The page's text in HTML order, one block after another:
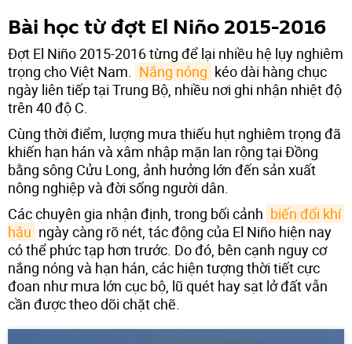
Bài học từ đợt El Niño 2015-2016
Đợt El Niño 2015-2016 từng để lại nhiều hệ lụy nghiêm
trọng cho Việt Nam.
Nắng nóng kéo dài hàng chục
ngày liên tiếp tại Trung Bộ, nhiều nơi ghi nhận nhiệt độ
trên 40 độ C.
Cùng thời điểm, lượng mưa thiếu hụt nghiêm trọng đã
khiến hạn hán và xâm nhập mặn lan rộng tại Đồng
bằng sông Cửu Long, ảnh hưởng lớn đến sản xuất
nông nghiệp và đời sống người dân.
Các chuyên gia nhận định, trong bối cảnh biến đổi khí
hậu ngày càng rõ nét, tác động của El Niño hiện nay
có thể phức tạp hơn trước. Do đó, bên cạnh nguy cơ
nắng nóng và hạn hán, các hiện tượng thời tiết cực
đoan như mưa lớn cục bộ, lũ quét hay sạt lở đất vẫn
cần được theo dõi chặt chẽ.